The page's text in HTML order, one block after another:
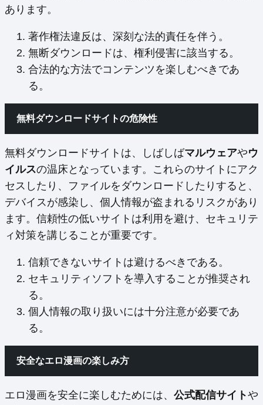
あります。
著作権法違反は、深刻な法的責任を伴う。
無断ダウンロードは、権利侵害に該当する。
合法的な方法でコンテンツを楽しむべきであ
る。
無料ダウンロードサイトの危険性
無料ダウンロードサイトは、しばしばマルウェアやウ
イルスの温床となっています。これらのサイトにアク
セスしたり、ファイルをダウンロードしたりすると、
デバイスが感染し、個人情報が盗まれるリスクがあり
ます。信頼性の低いサイトは利用を避け、セキュリテ
ィ対策を講じることが重要です。
信頼できないサイトは避けるべきである。
セキュリティソフトを導入することが推奨され
る。
個人情報の取り扱いには十分注意が必要であ
る。
安全なエロ漫画の楽しみ方
エロ漫画を安全に楽しむためには、 公式配信サイトや